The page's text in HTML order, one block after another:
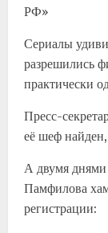
РФ»
Сериалы
разрешились
практически
Пресс-
её шеф
А двумя
Памфилова
регистрации: